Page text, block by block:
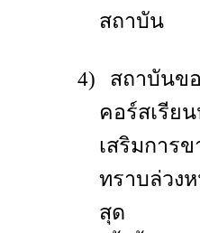
สถาบัน
4)
สถาบันข
คอร์สเรีย
เสริมการ
ทราบล่วง
สุด